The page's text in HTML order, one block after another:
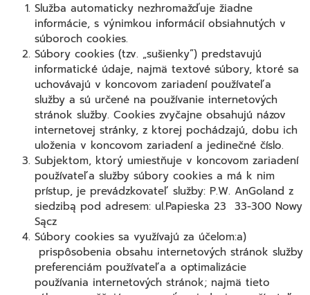
Služba automaticky nezhromažďuje žiadne
informácie, s výnimkou informácií obsiahnutých v
súboroch cookies.
Súbory cookies (tzv. „sušienky”) predstavujú
informatické údaje, najmä textové súbory, ktoré sa
uchovávajú v koncovom zariadení používateľa
služby a sú určené na používanie internetových
stránok služby. Cookies zvyčajne obsahujú názov
internetovej stránky, z ktorej pochádzajú, dobu ich
uloženia v koncovom zariadení a jedinečné číslo.
Subjektom, ktorý umiestňuje v koncovom zariadení
používateľa služby súbory cookies a má k nim
prístup, je prevádzkovateľ služby: P.W. AnGoland z
siedzibą pod adresem: ul.Papieska 23 33-300 Nowy
Sącz
Súbory cookies sa využívajú za účelom:a)
prispôsobenia obsahu internetových stránok služby
preferenciám používateľa a optimalizácie
používania internetových stránok; najmä tieto